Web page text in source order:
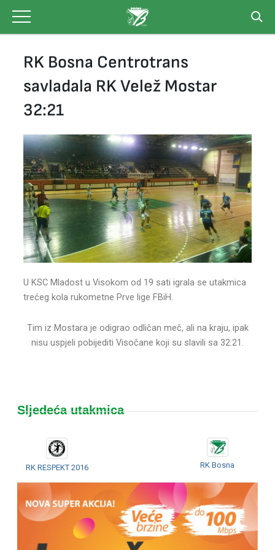
content
RK Bosna Centrotrans
savladala RK Velež Mostar
32:21
U KSC Mladost u Visokom od 19 sati igrala se utakmica
trećeg kola rukometne Prve lige FBiH.
Tim iz Mostara je odigrao odličan meč, ali na kraju, ipak
nisu uspjeli pobijediti Visočane koji su slavili sa 32:21.
Sljedeća utakmica
RK RESPEKT 2016 RK Bosna